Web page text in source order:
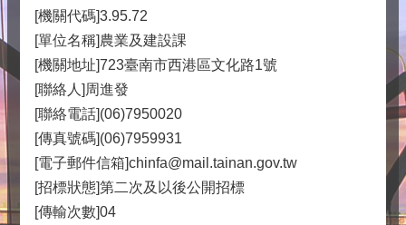
[機關代碼]3.95.72
[單位名稱]農業及建設課
[機關地址]723臺南市西港區文化路1號
[聯絡人]周進發
[聯絡電話](06)7950020
[傳真號碼](06)7959931
[電子郵件信箱]chinfa@mail.tainan.gov.tw
[招標狀態]第二次及以後公開招標
[傳輸次數]04